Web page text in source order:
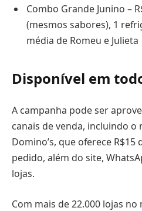
Combo Grande Junino –
(mesmos sabores), 1
média de Romeu e Julieta
Disponível em
A campanha pode ser
canais de venda, incluindo o
Domino’s, que oferece
pedido, além do site,
lojas.
Com mais de 22.000 lojas